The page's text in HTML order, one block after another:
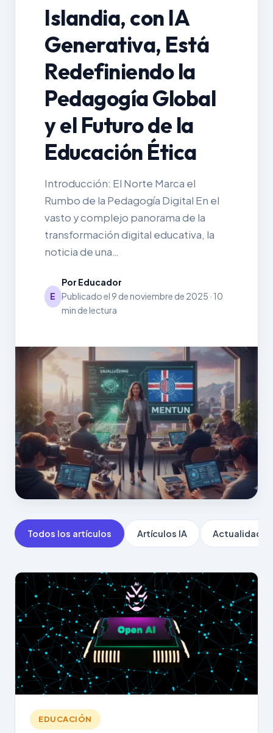
Islandia, con IA
Generativa, Está
Redefiniendo la
Pedagogía Global
y el Futuro de la
Educación Ética
Introducción: El Norte Marca el
Rumbo de la Pedagogía Digital En el
vasto y complejo panorama de la
transformación digital educativa, la
noticia de una…
E
Por Educador
Publicado el 9 de noviembre de 2025 · 10
min de lectura
Todos los artículos Artículos IA Actualidad IA
EDUCACIÓN